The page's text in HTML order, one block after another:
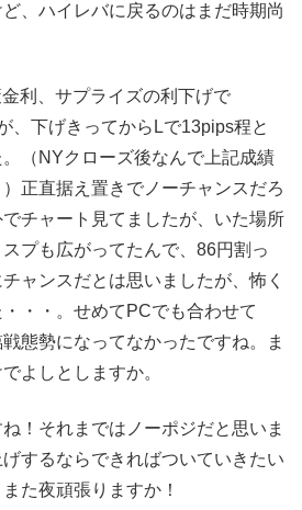
、ハイレバに戻るのはまだ時期尚
利、サプライズの利下げで
、下げきってからLで13pips程と
（NYクローズ後なんで上記成績
正直据え置きでノーチャンスだろ
チャート見てましたが、いた場所
プも広がってたんで、86円割っ
ャンスだとは思いましたが、怖く
・・。せめてPCでも合わせて
態勢になってなかったですね。ま
よしとしますか。
！それまではノーポジだと思いま
するならできればついていきたい
た夜頑張りますか！